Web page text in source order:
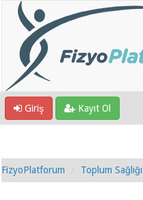
Giriş Kayıt Ol
FizyoPlatforum Toplum Sağlığı